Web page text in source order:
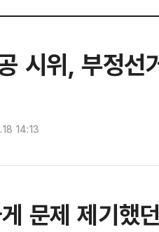
시위, 부정
14:13
문제 제기했